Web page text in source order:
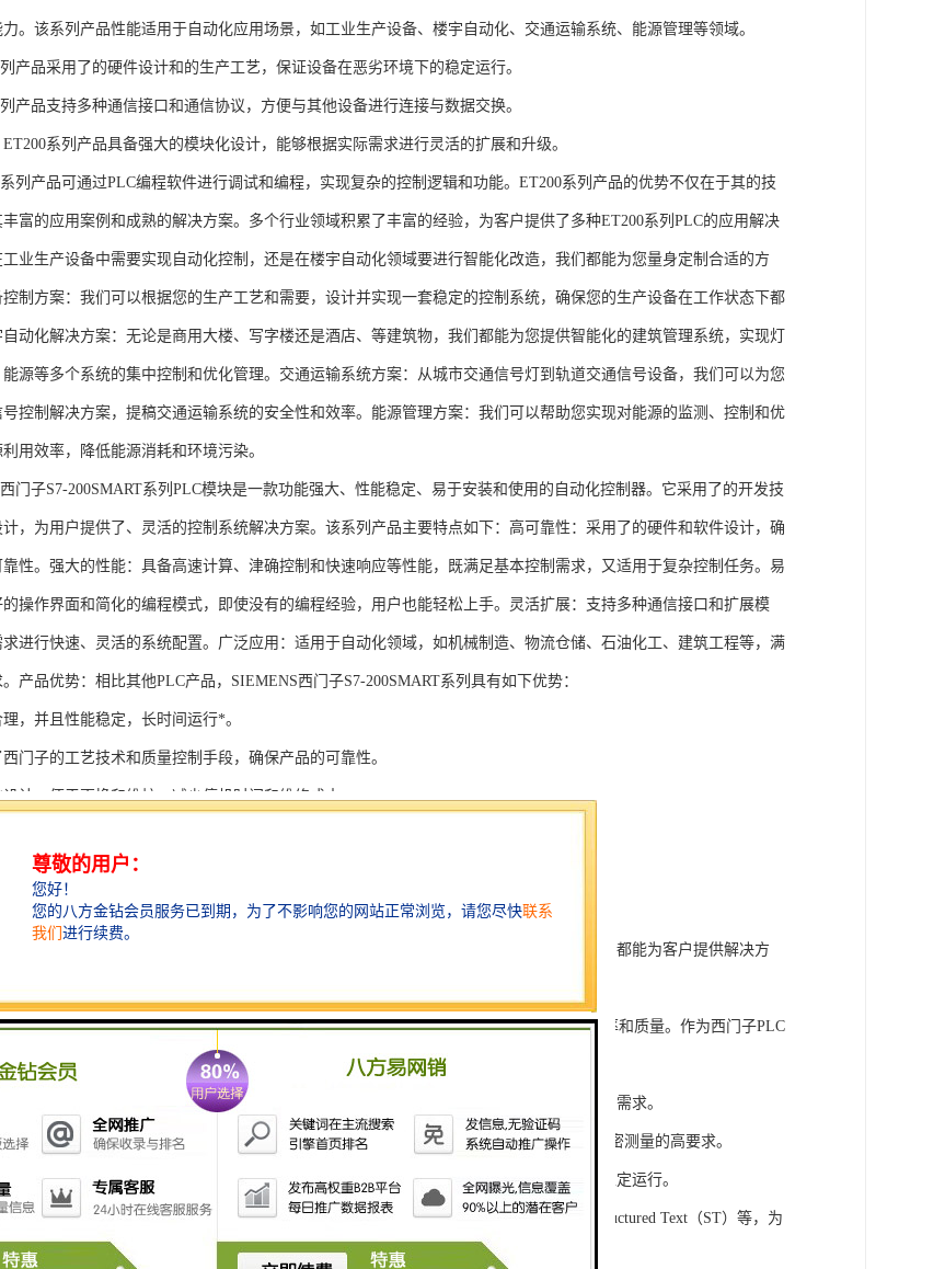
。该系列产品性能适用于自动化应用场景，如工业生产设备、楼宇自动化、交通运输系统、能源管理等领域。
产品采用了的硬件设计和的生产工艺，保证设备在恶劣环境下的稳定运行。
产品支持多种通信接口和通信协议，方便与其他设备进行连接与数据交换。
系列产品具备强大的模块化设计，能够根据实际需求进行灵活的扩展和升级。
列产品可通过PLC编程软件进行调试和编程，实现复杂的控制逻辑和功能。ET200系列产品的优势不仅在于其的技
富的应用案例和成熟的解决方案。多个行业领域积累了丰富的经验，为客户提供了多种ET200系列PLC的应用解决
业生产设备中需要实现自动化控制，还是在楼宇自动化领域要进行智能化改造，我们都能为您量身定制合适的方
制方案：我们可以根据您的生产工艺和需要，设计并实现一套稳定的控制系统，确保您的生产设备在工作状态下都
动化解决方案：无论是商用大楼、写字楼还是酒店、等建筑物，我们都能为您提供智能化的建筑管理系统，实现灯
源等多个系统的集中控制和优化管理。交通运输系统方案：从城市交通信号灯到轨道交通信号设备，我们可以为您
控制解决方案，提稿交通运输系统的安全性和效率。能源管理方案：我们可以帮助您实现对能源的监测、控制和优
用效率，降低能源消耗和环境污染。
S7-200SMART系列PLC模块是一款功能强大、性能稳定、易于安装和使用的自动化控制器。它采用了的开发技
，为用户提供了、灵活的控制系统解决方案。该系列产品主要特点如下：高可靠性：采用了的硬件和软件设计，确
性。强大的性能：具备高速计算、津确控制和快速响应等性能，既满足基本控制需求，又适用于复杂控制任务。易
操作界面和简化的编程模式，即使没有的编程经验，用户也能轻松上手。灵活扩展：支持多种通信接口和扩展模
进行快速、灵活的系统配置。广泛应用：适用于自动化领域，如机械制造、物流仓储、石油化工、建筑工程等，满
产品优势：相比其他PLC产品，SIEMENS西门子S7-200SMART系列具有如下优势：
，并且性能稳定，长时间运行*。
门子的工艺技术和质量控制手段，确保产品的可靠性。
计，便于更换和维护，减少停机时间和维修成本。
信接口和编程模式可选，满足不同用户的个性化要求。
善的软件工具和技术支持，可快速部署系统，缩短项目周期。
化科技和机电领域内有着到的见解。无论是提供技术咨询，还是进行技术开发和转让，我们都能为客户提供解决方
模块S7-300系列产品是一系列高可靠性、高性能的工控设备，旨在tisheng生产效率和质量。作为西门子PLC
部分，S7-300系列产品具有以下突出特点：
性：S7-300系列产品设计特，可根据客户需求灵活配置输入输出模块，满足不同规模工程的需求。
拟量输入输出：S7-300系列产品支持多达8个模拟量输入输出通道，可满足对于控制和精密测量的高要求。
：S7-300系列产品采用的硬件和软件技术，具有高度可靠性和稳定性，保证系统的长期稳定运行。
300系列产品采用TIA Portal开发环境，支持多种编程语言，如Ladder Diagram（LD）、Structured Text（ST）等，为
程选择。